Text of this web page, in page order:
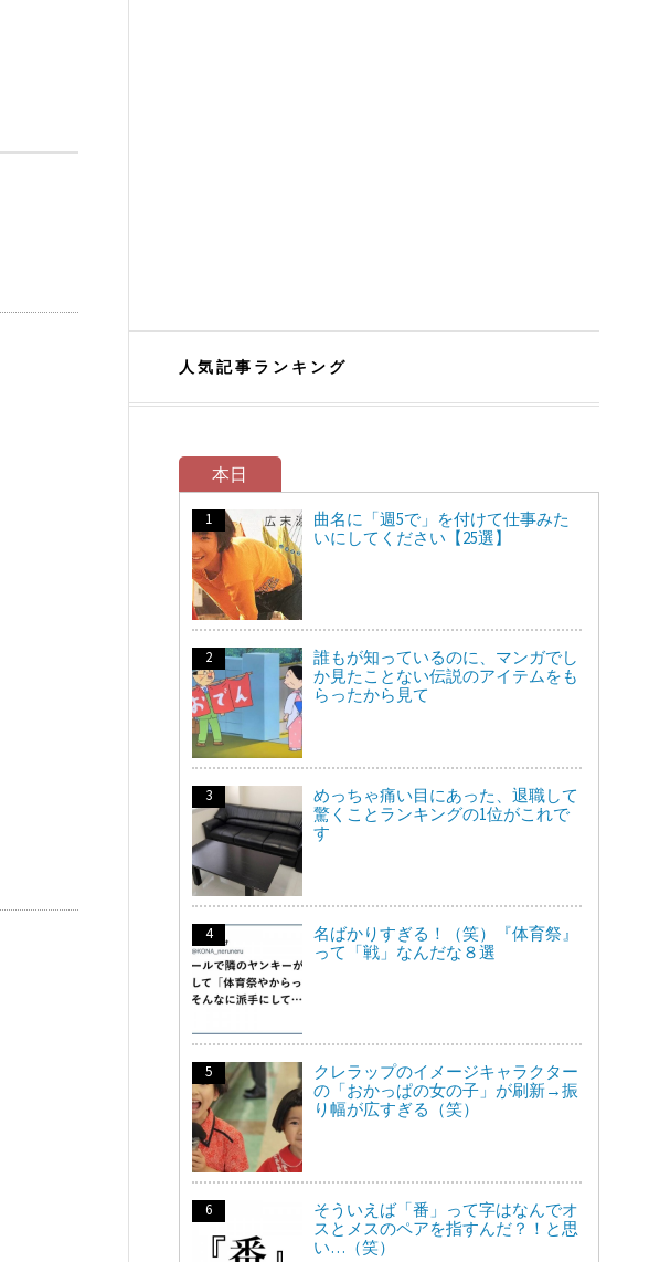
人気記事ランキング
本日
曲名に「週5で」を付けて仕事みた
いにしてください【25選】
誰もが知っているのに、マンガでし
か見たことない伝説のアイテムをも
らったから見て
めっちゃ痛い目にあった、退職して
驚くことランキングの1位がこれで
す
名ばかりすぎる！（笑）『体育祭』
って「戦」なんだな８選
クレラップのイメージキャラクター
の「おかっぱの女の子」が刷新→振
り幅が広すぎる（笑）
そういえば「番」って字はなんでオ
スとメスのペアを指すんだ？！と思
い…（笑）